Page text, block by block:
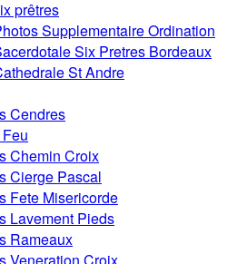
prêtres
Supplementaire Ordination
Six Pretres Bordeaux
St Andre
Cendres
Chemin Croix
Cierge Pascal
Fete Misericorde
Lavement Pieds
Rameaux